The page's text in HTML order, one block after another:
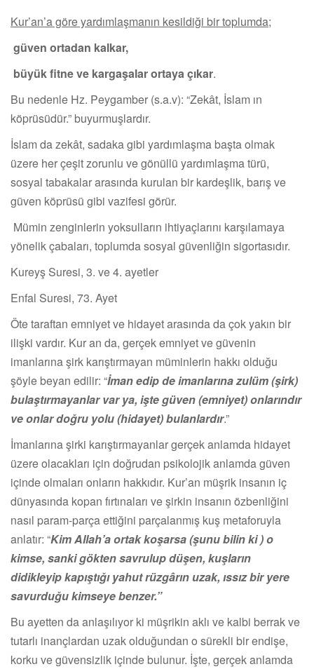
Kur’an’a göre yardımlaşmanın kesildiği bir toplumda;
güven ortadan kalkar,
büyük fitne ve kargaşalar ortaya çıkar.
Bu nedenle Hz. Peygamber (s.a.v): “Zekât, İslam ın
köprüsüdür.” buyurmuşlardır.
İslam da zekât, sadaka gibi yardımlaşma başta olmak
üzere her çeşit zorunlu ve gönüllü yardımlaşma türü,
sosyal tabakalar arasında kurulan bir kardeşlik, barış ve
güven köprüsü gibi vazifesi görür.
Mümin zenginlerin yoksulların ihtiyaçlarını karşılamaya
yönelik çabaları, toplumda sosyal güvenliğin sigortasıdır.
Kureyş Suresi, 3. ve 4. ayetler
Enfal Suresi, 73. Ayet
Öte taraftan emniyet ve hidayet arasında da çok yakın bir
ilişki vardır. Kur an da, gerçek emniyet ve güvenin
imanlarına şirk karıştırmayan müminlerin hakkı olduğu
şöyle beyan edilir: “İman edip de imanlarına zulüm (şirk)
bulaştırmayanlar var ya, işte güven (emniyet) onlarındır
ve onlar doğru yolu (hidayet) bulanlardır.”
İmanlarına şirki karıştırmayanlar gerçek anlamda hidayet
üzere olacakları için doğrudan psikolojik anlamda güven
içinde olmaları onların hakkıdır. Kur’an müşrik insanın iç
dünyasında kopan fırtınaları ve şirkin insanın özbenliğini
nasıl param-parça ettiğini parçalanmış kuş metaforuyla
anlatır: “Kim Allah’a ortak koşarsa (şunu bilin ki ) o
kimse, sanki gökten savrulup düşen, kuşların
didikleyip kapıştığı yahut rüzgârın uzak, ıssız bir yere
savurduğu kimseye benzer.”
Bu ayetten da anlaşılıyor ki müşrikin aklı ve kalbi berrak ve
tutarlı inançlardan uzak olduğundan o sürekli bir endişe,
korku ve güvensizlik içinde bulunur. İşte, gerçek anlamda